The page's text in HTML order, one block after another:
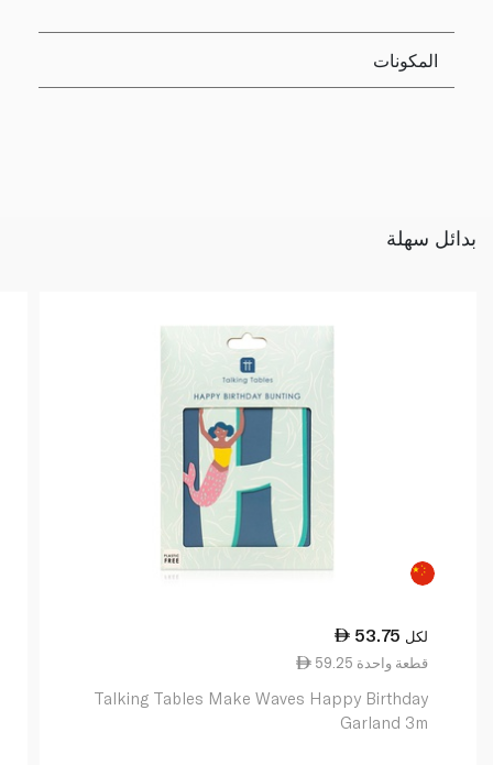
المكونات
بدائل سهلة
53.75 لكل
59.25 قطعة واحدة
Talking Tables Make Waves Happy Birthday
Garland 3m